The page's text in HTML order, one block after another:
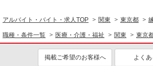
時給 1,800円 〜 交通
1800円×7ｈ×21日＝26.4万
東京都練馬区
キープ
アルバイト・バイト・求人TOP 関東 東京都
職種・条件一覧 医療・介護・福祉 関東 東京
掲載ご希望のお客様へ よく